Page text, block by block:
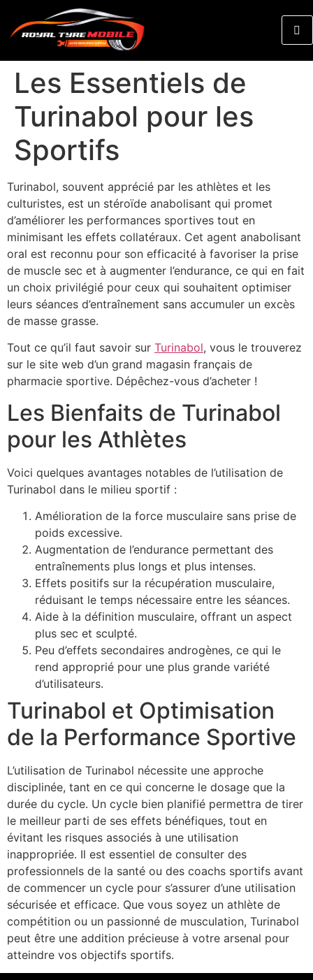
Les Essentiels de
Turinabol pour les
Sportifs
Turinabol, souvent apprécié par les athlètes et les
culturistes, est un stéroïde anabolisant qui promet
d’améliorer les performances sportives tout en
minimisant les effets collatéraux. Cet agent anabolisant
oral est reconnu pour son efficacité à favoriser la prise
de muscle sec et à augmenter l’endurance, ce qui en fait
un choix privilégié pour ceux qui souhaitent optimiser
leurs séances d’entraînement sans accumuler un excès
de masse grasse.
Tout ce qu’il faut savoir sur Turinabol, vous le trouverez
sur le site web d’un grand magasin français de
pharmacie sportive. Dépêchez-vous d’acheter !
Les Bienfaits de Turinabol
pour les Athlètes
Voici quelques avantages notables de l’utilisation de
Turinabol dans le milieu sportif :
Amélioration de la force musculaire sans prise de
poids excessive.
Augmentation de l’endurance permettant des
entraînements plus longs et plus intenses.
Effets positifs sur la récupération musculaire,
réduisant le temps nécessaire entre les séances.
Aide à la définition musculaire, offrant un aspect
plus sec et sculpté.
Peu d’effets secondaires androgènes, ce qui le
rend approprié pour une plus grande variété
d’utilisateurs.
Turinabol et Optimisation
de la Performance Sportive
L’utilisation de Turinabol nécessite une approche
disciplinée, tant en ce qui concerne le dosage que la
durée du cycle. Un cycle bien planifié permettra de tirer
le meilleur parti de ses effets bénéfiques, tout en
évitant les risques associés à une utilisation
inappropriée. Il est essentiel de consulter des
professionnels de la santé ou des coachs sportifs avant
de commencer un cycle pour s’assurer d’une utilisation
sécurisée et efficace. Que vous soyez un athlète de
compétition ou un passionné de musculation, Turinabol
peut être une addition précieuse à votre arsenal pour
atteindre vos objectifs sportifs.